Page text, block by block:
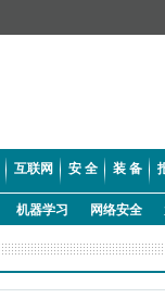
互联网 安 全 装 备
机器学习 网络安全